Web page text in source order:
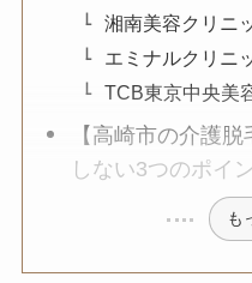
湘南美容クリニ
エミナルクリニ
TCB東京中央美
【高崎市の介護
しない3つのポイ
も